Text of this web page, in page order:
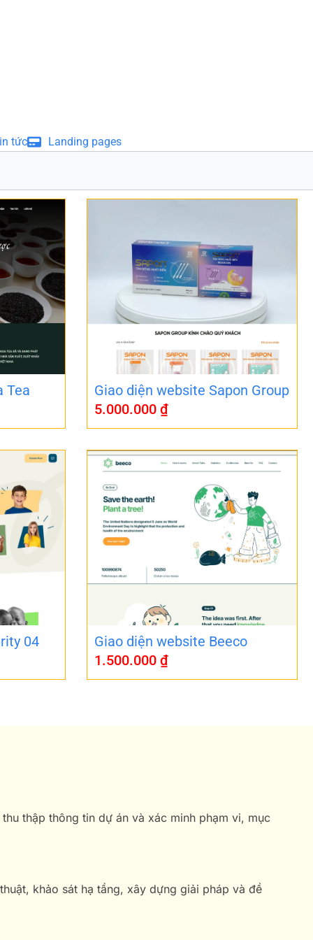
tức Landing pages
Tea
Giao diện website Sapon Group
5.000.000 ₫
04
Giao diện website Beeco
1.500.000 ₫
thập thông tin dự án và xác minh phạm vi, mục
khảo sát hạ tầng, xây dựng giải pháp và đề